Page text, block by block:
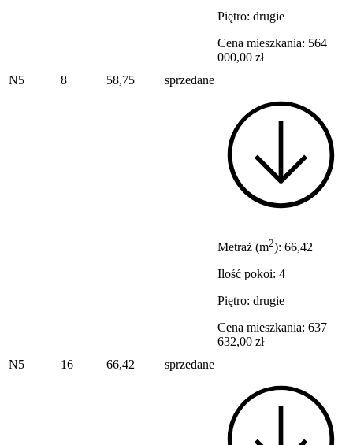
N5 8 58,75 sprzedane
Piętro: drugie
Cena mieszkania: 564
000,00 zł
N5 16 66,42 sprzedane
Metraż (m2): 66,42
Ilość pokoi: 4
Piętro: drugie
Cena mieszkania: 637
632,00 zł